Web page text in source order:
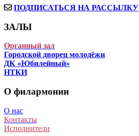
ПОДПИСАТЬСЯ НА РАССЫЛКУ
ЗАЛЫ
Органный зал
Городской дворец молодёжи
ДК «Юбилейный»
НТКИ
О филармонии
О нас
Контакты
Исполнители